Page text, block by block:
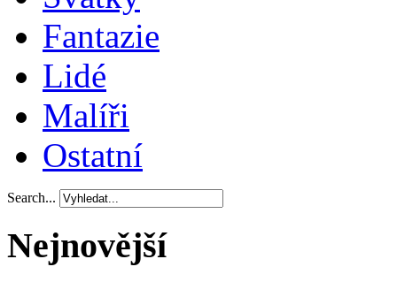
Fantazie
Lidé
Malíři
Ostatní
Search...
Nejnovější